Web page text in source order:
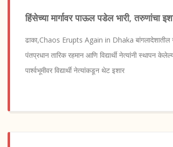
हिंसेच्या मार्गावर पाऊल पडेल भारी, तरुणांचा
ढाका,Chaos Erupts Again in Dhaka बांगलादेशातील
पंतप्रधान तारिक रहमान आणि विद्यार्थी नेत्यांनी स्थापन
पार्श्वभूमीवर विद्यार्थी नेत्यांकडून थेट इशार